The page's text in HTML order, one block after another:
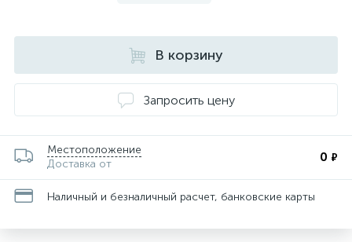
В корзину
Запросить цену
Местоположение
Доставка от
0 ₽
Наличный и безналичный расчет, банковские карты